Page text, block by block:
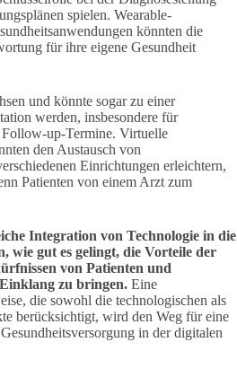
spielen. Wearable-
könnten die
für ihre eigene Gesundheit
und könnte sogar zu einer
werden, insbesondere für
up-Termine. Virtuelle
den Austausch von
Einrichtungen erleichtern,
Patienten von einem Arzt zum
Integration von Technologie in die
wie gut es gelingt, die Vorteile der
von Patienten und
zu bringen. Eine
die sowohl die technologischen als
berücksichtigt, wird den Weg für eine
in der digitalen